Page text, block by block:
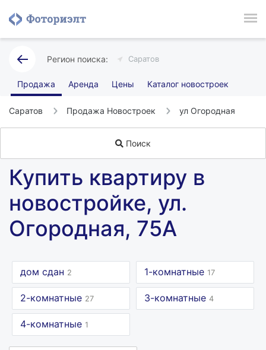
Саратов
Продажа Аренда Цены Каталог новостроек
Саратов Продажа Новостроек ул Огородная
Поиск
Купить квартиру в
новостройке, ул.
Огородная, 75А
дом сдан 2 1-комнатные 17
2-комнатные 27 3-комнатные 4
4-комнатные 1